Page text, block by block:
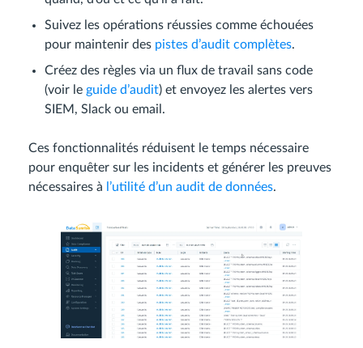
Suivez les opérations réussies comme échouées
pour maintenir des pistes d’audit complètes.
Créez des règles via un flux de travail sans code
(voir le guide d’audit) et envoyez les alertes vers
SIEM, Slack ou email.
Ces fonctionnalités réduisent le temps nécessaire
pour enquêter sur les incidents et générer les preuves
nécessaires à l’utilité d’un audit de données.